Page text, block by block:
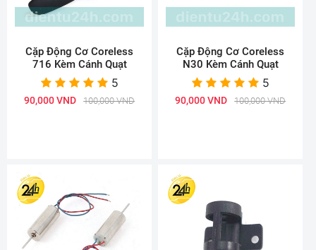
Cặp Động Cơ Coreless
716 Kèm Cánh Quạt
5
90,000 VND 100,000 VND
Cặp Động Cơ Coreless
N30 Kèm Cánh Quạt
5
90,000 VND 100,000 VND